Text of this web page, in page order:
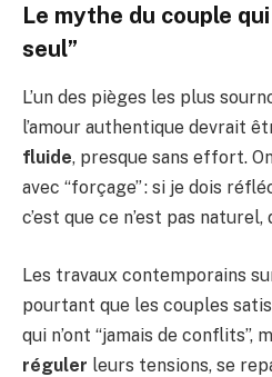
Le mythe du couple
seul”
L’un des pièges les plus
l’amour authentique devrait
fluide, presque sans effort.
avec “forçage” : si je dois
c’est que ce n’est pas naturel,
Les travaux contemporains
pourtant que les couples
qui n’ont “jamais de conflits”,
réguler leurs tensions, se